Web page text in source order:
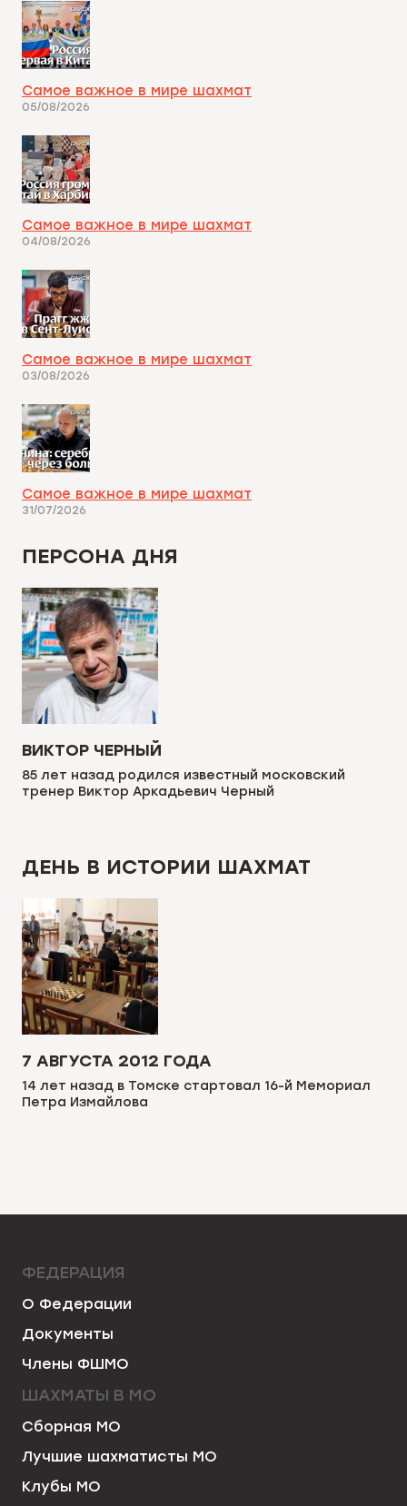
Самое важное в мире шахмат
05/08/2026
Самое важное в мире шахмат
04/08/2026
Самое важное в мире шахмат
03/08/2026
Самое важное в мире шахмат
31/07/2026
ПЕРСОНА ДНЯ
ВИКТОР ЧЕРНЫЙ
85 лет назад родился известный московский
тренер Виктор Аркадьевич Черный
ДЕНЬ В ИСТОРИИ ШАХМАТ
7 АВГУСТА 2012 ГОДА
14 лет назад в Томске стартовал 16-й Мемориал
Петра Измайлова
ФЕДЕРАЦИЯ
О Федерации
Документы
Члены ФШМО
ШАХМАТЫ В МО
Сборная МО
Лучшие шахматисты МО
Клубы МО